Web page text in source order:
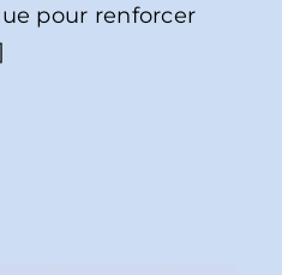
pour renforcer